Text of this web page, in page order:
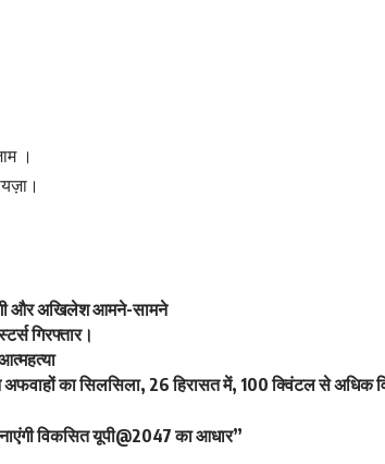
।
और अखिलेश आमने-सामने
गिरफ्तार।
का सिलसिला, 26 हिरासत में, 100 क्विंटल से अधिक
विकसित यूपी@2047 का आधार”